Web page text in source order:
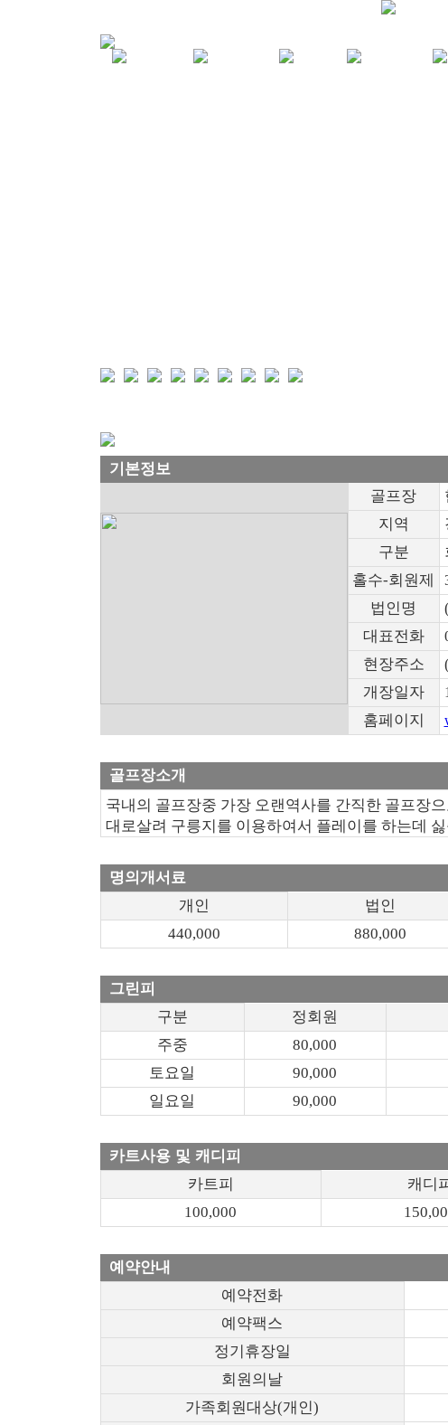
기본정보
골프장
지역
구분
홀수-회원제
법인명
대표전화
현장주소
개장일자
홈페이지
골프장소개
국내의 골프장중 가장 오랜역사를 간직한 골프장
대로살려 구릉지를 이용하여서 플레이를 하는데
명의개서료
개인
법인
440,000
880,000
그린피
구분
정회원
주중
80,000
토요일
90,000
일요일
90,000
카트사용 및 캐디피
카트피
캐디
100,000
예약안내
예약전화
예약팩스
정기휴장일
회원의날
가족회원대상(개인)